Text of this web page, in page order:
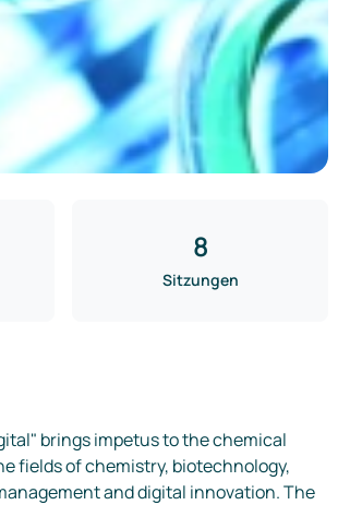
8
Sitzungen
brings impetus to the chemical
fields of chemistry, biotechnology,
and digital innovation. The